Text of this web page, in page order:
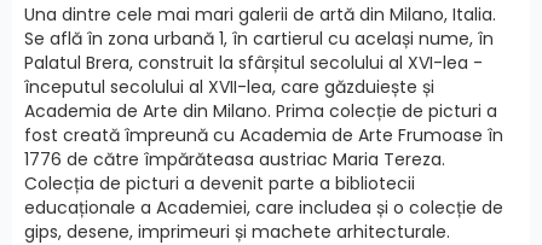
Una dintre cele mai mari galerii de artă din Milano, Italia.
Se află în zona urbană 1, în cartierul cu același nume, în
Palatul Brera, construit la sfârșitul secolului al XVI-lea -
începutul secolului al XVII-lea, care găzduiește și
Academia de Arte din Milano. Prima colecție de picturi a
fost creată împreună cu Academia de Arte Frumoase în
1776 de către împărăteasa austriac Maria Tereza.
Colecția de picturi a devenit parte a bibliotecii
educaționale a Academiei, care includea și o colecție de
gips, desene, imprimeuri și machete arhitecturale.